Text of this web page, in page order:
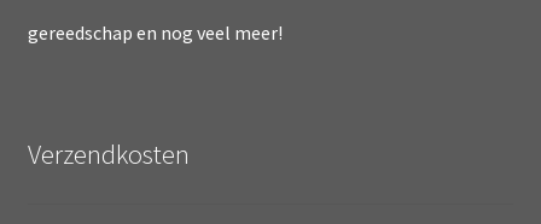
gereedschap en nog veel meer!
Verzendkosten